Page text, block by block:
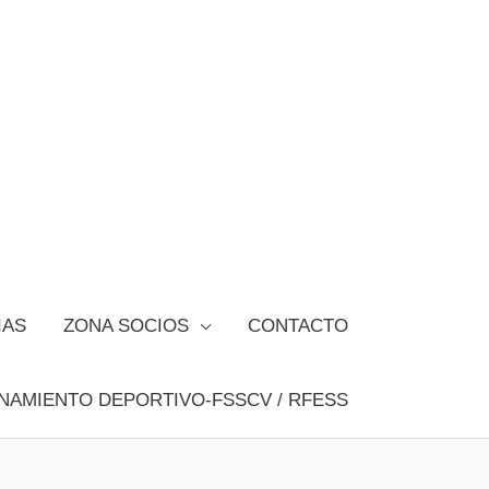
ZONA SOCIOS CONTACTO
DEPORTIVO-FSSCV / RFESS